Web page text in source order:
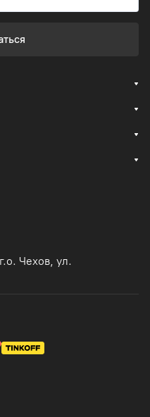
Чехов, ул.